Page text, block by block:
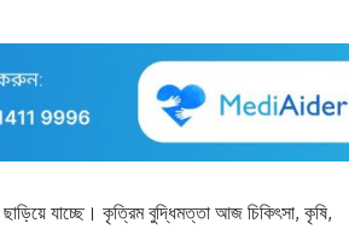
যাচ্ছে। কৃত্রিম বুদ্ধিমত্তা আজ চিকিৎসা, কৃষি,